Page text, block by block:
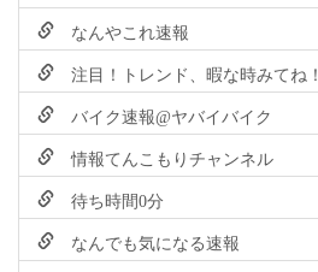
なんやこれ速報
注目！トレンド、暇な時みてね！
バイク速報@ヤバイバイク
情報てんこもりチャンネル
待ち時間0分
なんでも気になる速報